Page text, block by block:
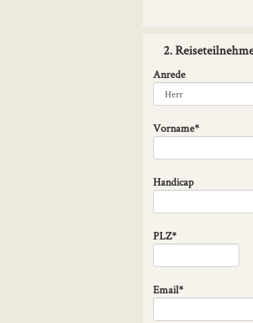
2.
Anrede
Vorname*
Handicap
PLZ*
Email*